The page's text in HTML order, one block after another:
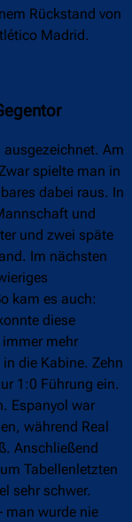
Rückstand von
Madrid.
Am
spielte man in
dabei raus. In
und
und zwei späte
Im nächsten
kam es auch:
diese
mehr
die Kabine. Zehn
1:0 Führung ein.
Espanyol war
während Real
Anschließend
Tabellenletzten
sehr schwer.
man wurde nie